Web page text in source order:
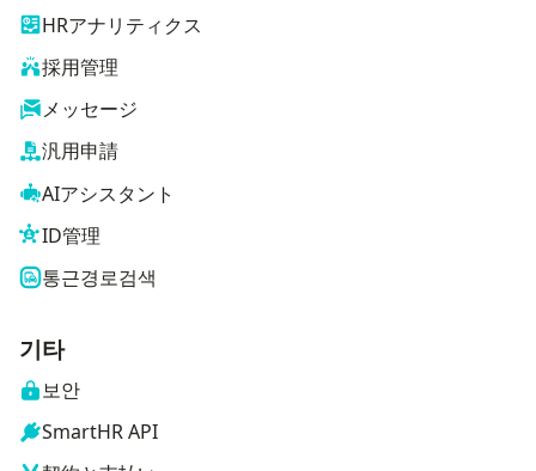
HRアナリティクス
採用管理
メッセージ
汎用申請
AIアシスタント
ID管理
통근경로검색
기타
보안
SmartHR API